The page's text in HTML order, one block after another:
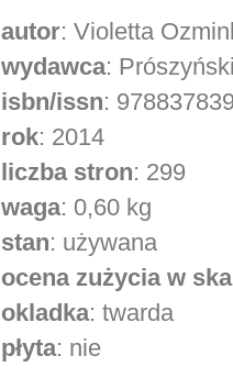
autor: Violetta
wydawca:
isbn/issn:
rok: 2014
liczba stron: 299
waga: 0,60 kg
stan: używana
ocena zużycia w
okladka: twarda
płyta: nie